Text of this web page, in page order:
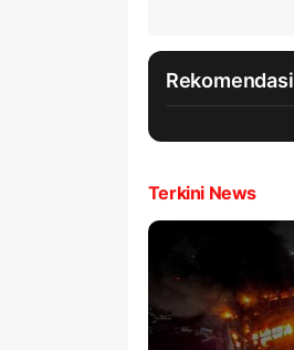
Rekomendasi
Terkini News